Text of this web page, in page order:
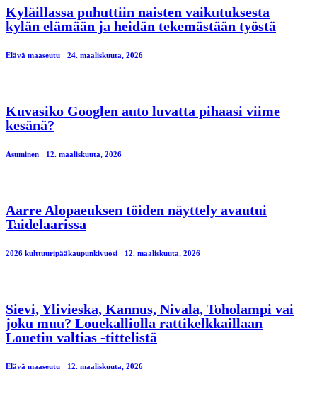
Kyläillassa puhuttiin naisten vaikutuksesta
kylän elämään ja heidän tekemästään työstä
Elävä maaseutu 24. maaliskuuta, 2026
Kuvasiko Googlen auto luvatta pihaasi viime
kesänä?
Asuminen 12. maaliskuuta, 2026
Aarre Alopaeuksen töiden näyttely avautui
Taidelaarissa
2026 kulttuuripääkaupunkivuosi 12. maaliskuuta, 2026
Sievi, Ylivieska, Kannus, Nivala, Toholampi vai
joku muu? Louekalliolla rattikelkkaillaan
Louetin valtias -tittelistä
Elävä maaseutu 12. maaliskuuta, 2026